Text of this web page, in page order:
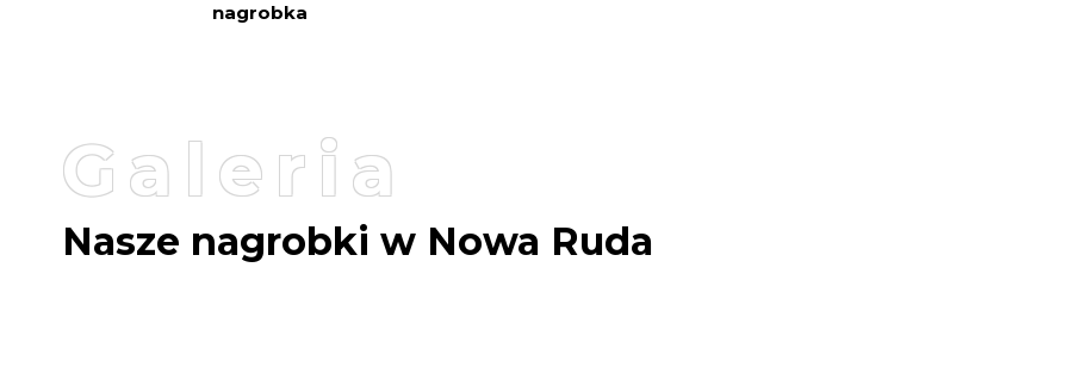
nagrobka
Galeria
Nasze nagrobki w Nowa Ruda